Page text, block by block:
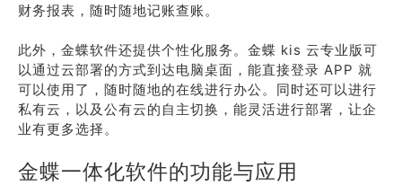
财务报表，随时随地记账查账。
此外，金蝶软件还提供个性化服务。金蝶 kis 云专业版可
以通过云部署的方式到达电脑桌面，能直接登录 APP 就
可以使用了，随时随地的在线进行办公。同时还可以进行
私有云，以及公有云的自主切换，能灵活进行部署，让企
业有更多选择。
金蝶一体化软件的功能与应用